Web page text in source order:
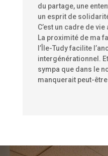
du partage, une
un esprit de
C’est un cadre de
La proximité de ma
l’Île-Tudy facilite
intergénérationnel.
sympa que dans le
manquerait peut-